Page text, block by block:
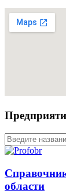
области